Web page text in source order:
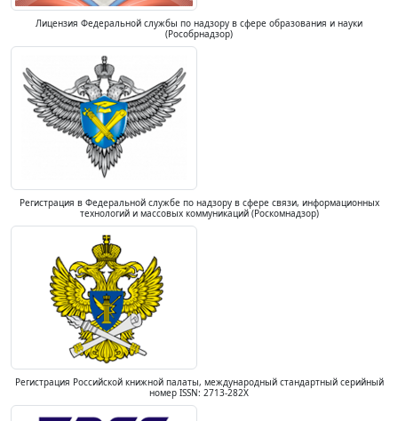
Лицензия Федеральной службы по надзору в сфере образования и науки
(Рособрнадзор)
Регистрация в Федеральной службе по надзору в сфере связи, информационных
технологий и массовых коммуникаций (Роскомнадзор)
Регистрация Российской книжной палаты, международный стандартный серийный
номер ISSN: 2713-282X